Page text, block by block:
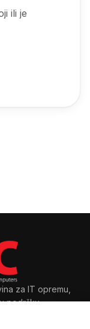
ili je
za IT opremu,
podršku.